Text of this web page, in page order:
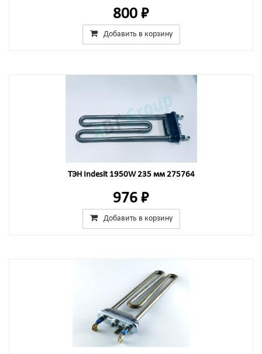
800 ₽
Добавить в корзину
ТЭН Indesit 1950W 235 мм 275764
976 ₽
Добавить в корзину